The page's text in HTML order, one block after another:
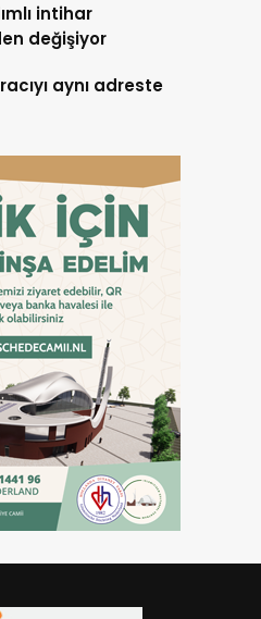
intihar
değişiyor
aynı adreste